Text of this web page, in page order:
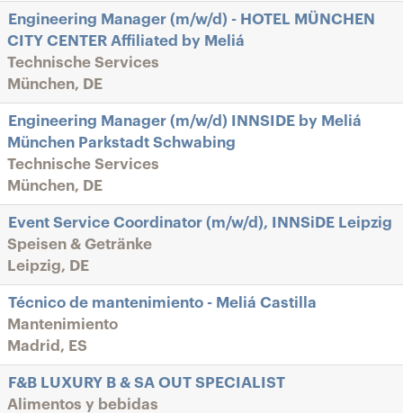
Engineering Manager (m/w/d) - HOTEL MÜNCHEN
CITY CENTER Affiliated by Meliá
Technische Services
München, DE
Engineering Manager (m/w/d) INNSIDE by Meliá
München Parkstadt Schwabing
Technische Services
München, DE
Event Service Coordinator (m/w/d), INNSiDE Leipzig
Speisen & Getränke
Leipzig, DE
Técnico de mantenimiento - Meliá Castilla
Mantenimiento
Madrid, ES
F&B LUXURY B & SA OUT SPECIALIST
Alimentos y bebidas